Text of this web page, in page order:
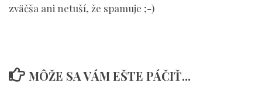
zväčša ani netuší, že spamuje ;-)
MÔŽE SA VÁM EŠTE PÁČIŤ...